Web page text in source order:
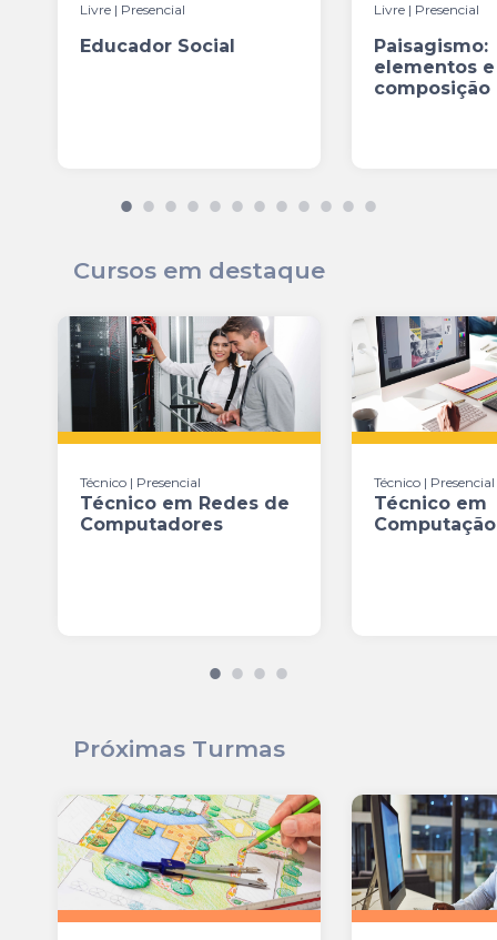
Livre | Presencial
Educador Social
Livre | Presencial
Paisagismo:
elementos e
composição
Cursos em destaque
Técnico | Presencial
Técnico em Redes de
Computadores
Técnico | Presencial
Técnico em
Próximas Turmas